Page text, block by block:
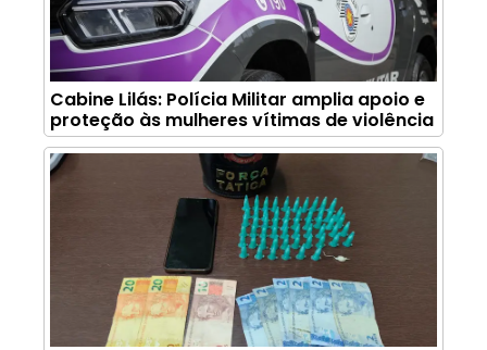
Cabine Lilás: Polícia Militar amplia apoio e
proteção às mulheres vítimas de violência